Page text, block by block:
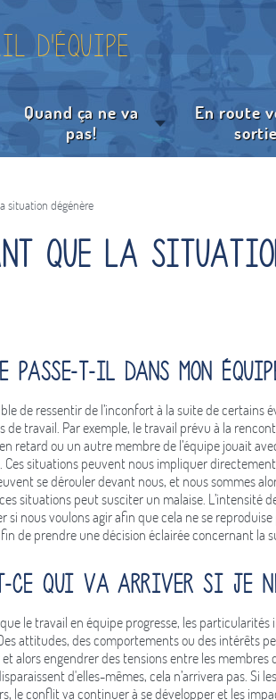
d'équipe
Quand ça ne va
pas!
Choisir la solution la plus appropriée
En route
situation dégénère
que la
passe-t-il dans mon
de ressentir de l’inconfort à la suite de certains
de travail. Par exemple, le travail prévu à la
retard ou un autre membre de l’équipe jouait
Ces situations peuvent nous impliquer
se dérouler devant nous, et nous sommes
situations peut susciter un malaise. L’intensité
si nous voulons agir afin que cela ne se
de prendre une décision éclairée concernant la
ce qui va arriver si je ne
le travail en équipe progresse, les
attitudes, des comportements ou des intérêts
alors engendrer des tensions entre les membres
d'elles-mêmes, cela n’arrivera pas. Si
le conflit va continuer à se développer et les